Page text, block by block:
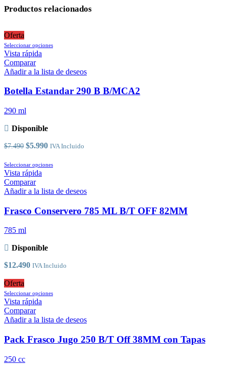
era: es:
Productos relacionados
Oferta
Seleccionar opcionesEste
múltiples
Las
la
de
Vista rápida
Comparar
Añadir a la lista de deseos
Botella Estandar 290 B B/MCA2
290 ml
Disponible
$7.490 El
original
era:
$7.490.
$5.990El
actual
IVA Incluido
Seleccionar opcionesEste
múltiples
Las
opciones
la
producto
Vista rápida
Comparar
Añadir a la lista de deseos
Frasco Conservero 785 ML B/T OFF 82MM
785 ml
Disponible
$12.490 IVA Incluido
Oferta
Seleccionar opcionesEste
múltiples
Las
opciones
Vista rápida
Comparar
Añadir a la lista de deseos
Pack Frasco Jugo 250 B/T Off 38MM con Tapas
250 cc